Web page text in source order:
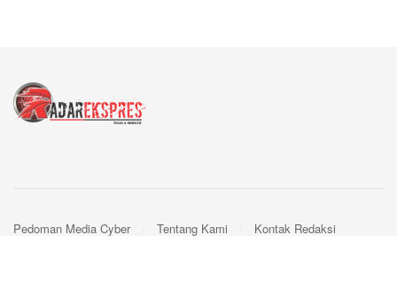
Pedoman Media Cyber Tentang Kami Kontak Redaksi